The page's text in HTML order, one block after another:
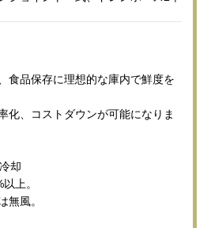
食品保存に理想的な庫内で鮮度を
化、コストダウンが可能になりま
却
上。
無風。